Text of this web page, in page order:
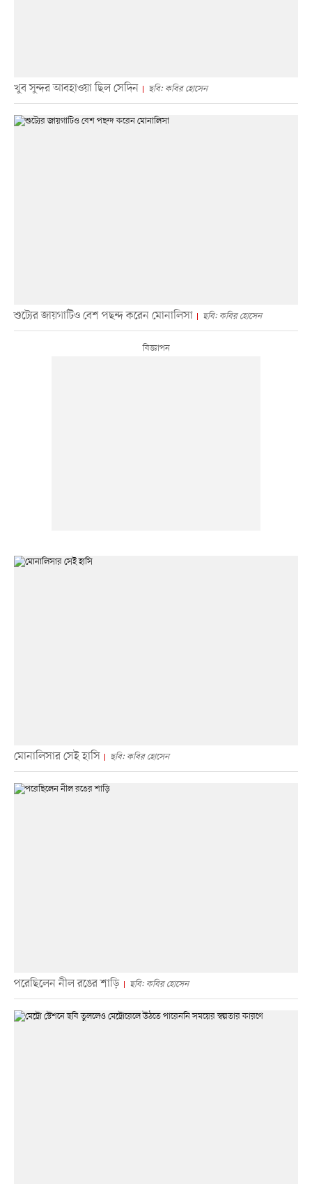
খুব সুন্দর আবহাওয়া ছিল সেদিন ছবি: কবির হোসেন
শুট্যের জায়গাটিও বেশ পছন্দ করেন মোনালিসা ছবি: কবির হোসেন
মোনালিসার সেই হাসি ছবি: কবির হোসেন
পরেছিলেন নীল রঙের শাড়ি ছবি: কবির হোসেন